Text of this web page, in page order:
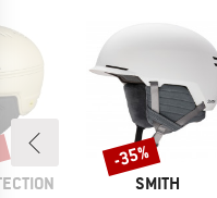
MERK
SMITH
Korting
-35%